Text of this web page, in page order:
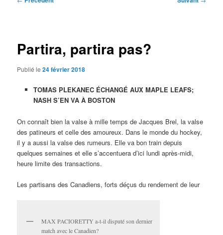
Partira, partira pas?
Publié le24 février 2018
TOMAS PLEKANEC ÉCHANGÉ AUX MAPLE LEAFS;
NASH S’EN VA À BOSTON
On connaît bien la valse à mille temps de Jacques Brel, la valse
des patineurs et celle des amoureux. Dans le monde du hockey,
il y a aussi la valse des rumeurs. Elle va bon train depuis
quelques semaines et elle s’accentuera d’ici lundi après-midi,
heure limite des transactions.
Les partisans des Canadiens, forts déçus du rendement de leur
MAX PACIORETTY a-t-il disputé son dernier
match avec le Canadien?